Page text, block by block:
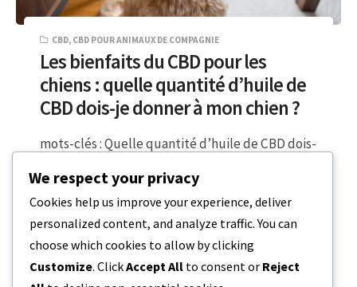
CBD, CBD POUR ANIMAUX DE COMPAGNIE
Les bienfaits du CBD pour les
chiens : quelle quantité d’huile de
CBD dois-je donner à mon chien ?
mots-clés : Quelle quantité d’huile de CBD dois-
CBD pour chiens,…
6 MINUTES DE LECTURE 18 DÉCEMBRE 2023
We respect your privacy
Cookies help us improve your experience, deliver
personalized content, and analyze traffic. You can
choose which cookies to allow by clicking
Customize. ClickAccept All to consent or Reject